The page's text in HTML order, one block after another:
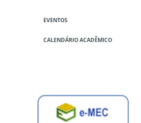
EVENTOS
CALENDÁRIO ACADÊMICO